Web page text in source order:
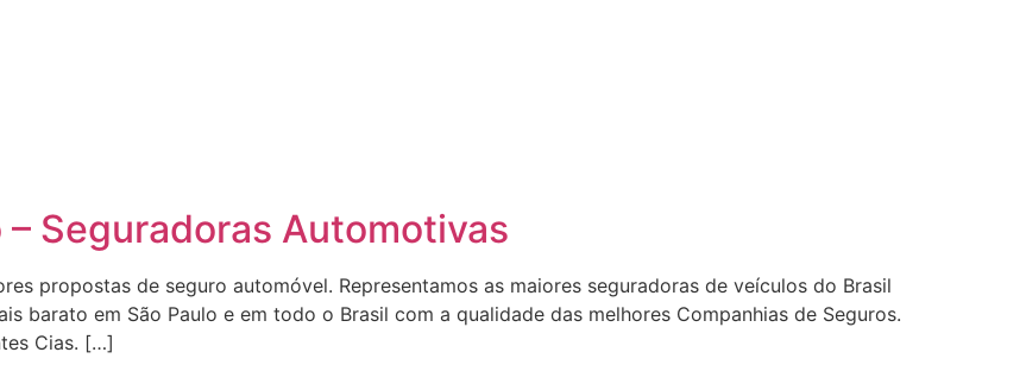
Seguradoras Automotivas
propostas de seguro automóvel. Representamos as maiores seguradoras de veículos do Brasil
barato em São Paulo e em todo o Brasil com a qualidade das melhores Companhias de Seguros.
Cias. […]